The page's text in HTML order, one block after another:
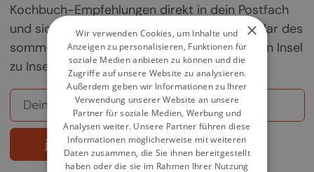
Kochbuch-Empfehlungen direkt in dein Postfach
und sichere dir deine Chance auf ein Exemplar des
sommerlichen Griechenland-Kochbuchs „Von Insel
zu Insel".
jetzt abonnieren
×
Wir verwenden Cookies, um Inhalte und
Anzeigen zu personalisieren, Funktionen für
soziale Medien anbieten zu können und die
Zugriffe auf unsere Website zu analysieren.
Außerdem geben wir Informationen zu Ihrer
Verwendung unserer Website an unsere
Partner für soziale Medien, Werbung und
Analysen weiter. Unsere Partner führen diese
Informationen möglicherweise mit weiteren
Daten zusammen, die Sie ihnen bereitgestellt
haben oder die sie im Rahmen Ihrer Nutzung